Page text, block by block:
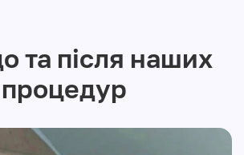
та після наших
процедур